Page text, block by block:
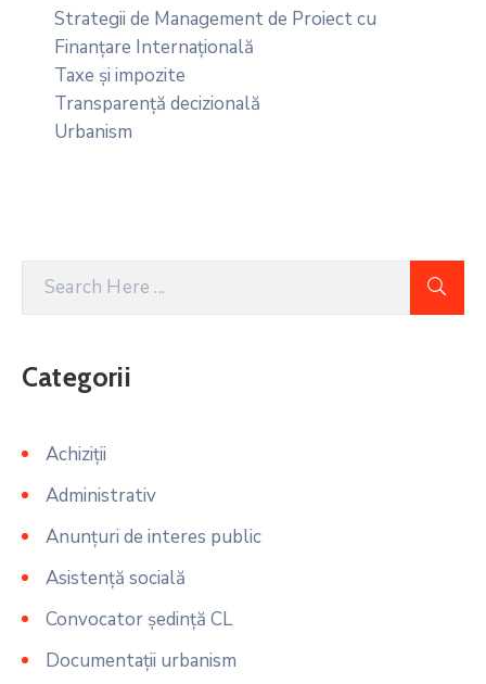
Strategii de Management de Proiect cu
Finanțare Internațională
Taxe și impozite
Transparență decizională
Urbanism
Categorii
Achiziții
Administrativ
Anunțuri de interes public
Asistență socială
Convocator ședință CL
Documentații urbanism